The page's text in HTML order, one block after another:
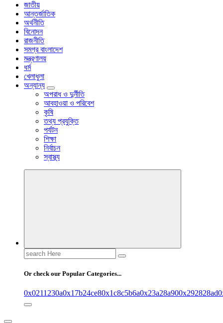
জাতীয়
আন্তর্জাতিক
অর্থনীতি
বিনোদন
রাজনীতি
সমগ্র বাংলাদেশ
মন্ত্রণালয়
ধর্ম
খেলাধুলা
অন্যান্য
অপরাধ ও দুর্নীতি
আবহাওয়া ও পরিবেশ
কৃষি
তথ্য প্রযুক্তি
পর্যটন
শিক্ষা
নির্বাচন
স্বাস্থ্য
Search
for:
Or check our Popular Categories...
0x0211230a0x17b24ce80x1c8c5b6a0x23a28a900x292828ad